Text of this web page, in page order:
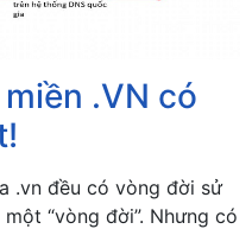
.VN có
.vn đều có vòng đời sử
“vòng đời”. Nhưng có